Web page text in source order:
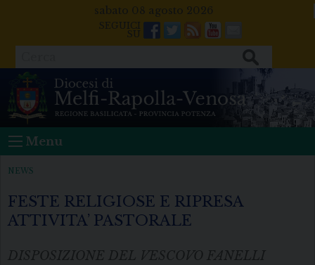
sabato 08 agosto 2026
Facebook
Twitter
FeedsYoutube
Mail
Menu
NEWS
FESTE RELIGIOSE E RIPRESA
ATTIVITA’ PASTORALE
DISPOSIZIONE DEL VESCOVO FANELLI